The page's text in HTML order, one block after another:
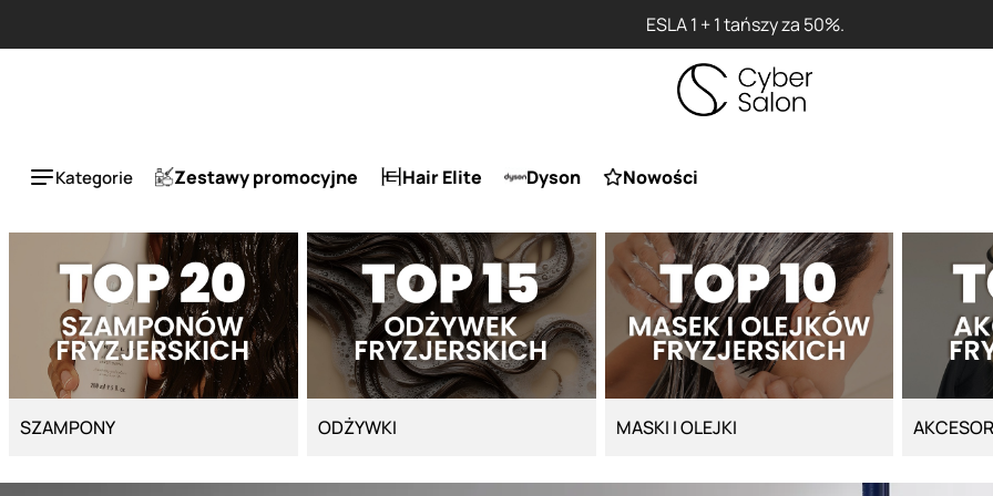
ESLA 1 + 1 tańszy za 50%.
Kategorie Zestawy promocyjne Hair Elite Dyson Nowości
SZAMPONY ODŻYWKI MASKI I OLEJKI